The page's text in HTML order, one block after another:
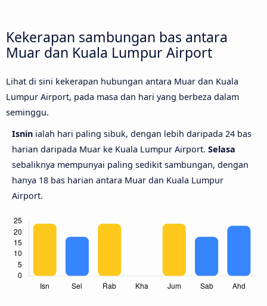
Kekerapan sambungan bas antara
Muar dan Kuala Lumpur Airport
Lihat di sini kekerapan hubungan antara Muar dan Kuala
Lumpur Airport, pada masa dan hari yang berbeza dalam
seminggu.
Isnin ialah hari paling sibuk, dengan lebih daripada 24 bas
harian daripada Muar ke Kuala Lumpur Airport. Selasa
sebaliknya mempunyai paling sedikit sambungan, dengan
hanya 18 bas harian antara Muar dan Kuala Lumpur
Airport.